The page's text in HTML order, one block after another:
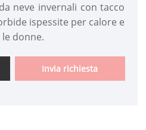
neve invernali con tacco
ispessite per calore e
donne.
Invia richiesta